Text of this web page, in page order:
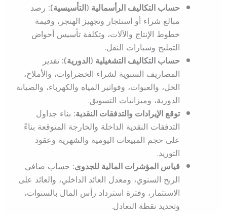
حساب التكاليف الرأسمالية (التأسيسية):رصد
مبالغ شراء أو استئجار وتجهيز الهنجر، وقيمة
خطوط الإنتاج والآلات، وتكلفة تأسيس أحواض
التمليح وسيارات النقل.
حساب التكاليف التشغيلية (الدورية):تقدير
المصاريف السنوية لشراء الخضراوات، والأملاح،
الخل، والعبوات، وفواتير المياه والكهرباء، والصيانة
الدورية، وميزانيات التسويق.
توقع الإيرادات والتدفقات النقدية:بناء جداول
التدفقات النقدية الداخلة والخارجة المتوقعة بناءً
على حجم المبيعات اليومية والشهرية وعقود
التوريد.
قياس المؤشرات المالية للجدوى:حساب صافي
الربح السنوي، ومعدل العائد الداخلي، والعائد على
الاستثمار، وفترة استرداد رأس المال بالسنوات،
وتحديد نقطة التعادل.